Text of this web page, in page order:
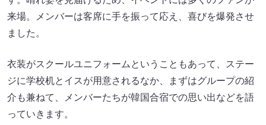
来場。メンバーは客席に手を振って応え、喜びを爆発させ
ました。
衣装がスクールユニフォームということもあって、ステー
ジに学校机とイスが用意されるなか、まずはグループの紹
介も兼ねて、メンバーたちが韓国合宿での思い出などを語
っていきます。